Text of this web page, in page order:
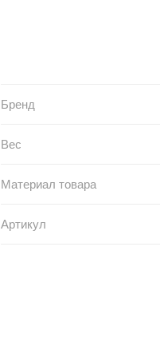
Бренд
Вес
Материал товара
Артикул